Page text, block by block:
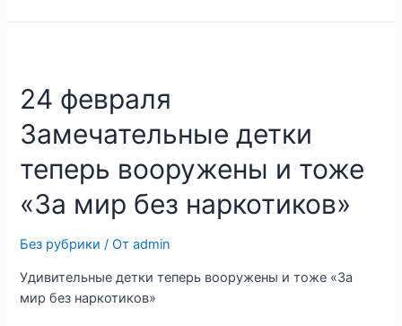
24 февраля
Замечательные детки
теперь вооружены и тоже
«За мир без наркотиков»
Без рубрики / От admin
Удивительные детки теперь вооружены и тоже «За
мир без наркотиков»